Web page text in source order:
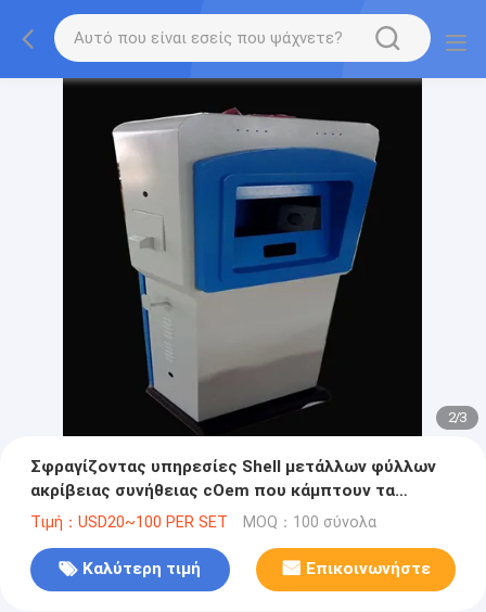
2/3
Σφραγίζοντας υπηρεσίες Shell μετάλλων φύλλων
ακρίβειας συνήθειας cOem που κάμπτουν τα
τέμνοντα πλαίσια
Τιμή：USD20~100 PER SET MOQ：100 σύνολα
Καλύτερη τιμή Επικοινωνήστε